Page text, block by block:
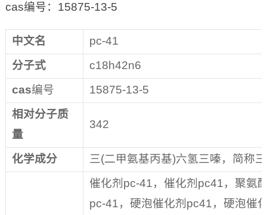
cas编号：15875-13-5
中文名
pc-41
分子式
c18h42n6
cas编号
15875-13-5
相对分子质
量
342
化学成分 三(二甲氨基丙基)六氢三嗪，简称
催化剂pc-41，催化剂pc41，聚氨
pc-41，硬泡催化剂pc41，硬泡催